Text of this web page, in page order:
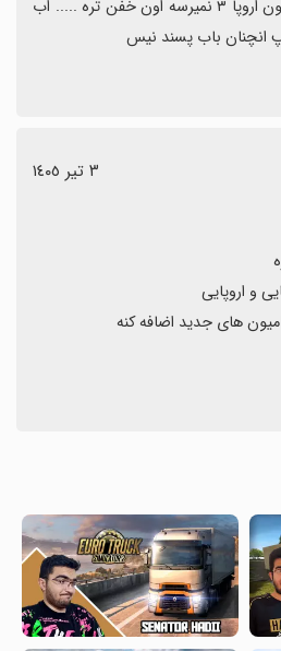
راهنمایی در لودینگ است.
است و با نصب نسخه مناسب از
باشد.
انچنان باب پسند نیس
٣ تیر ١٤٠٥